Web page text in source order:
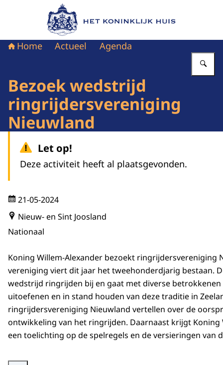
Naar de homepage van Het Koninklijk Huis
Home Actueel Agenda
Bezoek wedstrijd
ringrijdersvereniging
Nieuwland
Let op!
Deze activiteit heeft al plaatsgevonden.
21-05-2024
Nieuw- en Sint Joosland
Nationaal
Koning Willem-Alexander bezoekt ringrijdersvereniging
vereniging viert dit jaar het tweehonderdjarig bestaan.
wedstrijd ringrijden bij en gaat met diverse
uitoefenen en in stand houden van deze traditie in
ringrijdersvereniging Nieuwland vertellen over de
ontwikkeling van het ringrijden. Daarnaast krijgt Koning
een toelichting op de spelregels en de versieringen van
Vergroot afbeelding Koning bezoekt wedstrijd ringrijdersvereniging